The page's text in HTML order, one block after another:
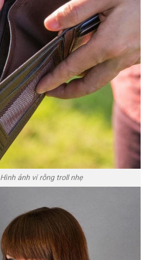
Hình ảnh ví rỗng troll nhẹ